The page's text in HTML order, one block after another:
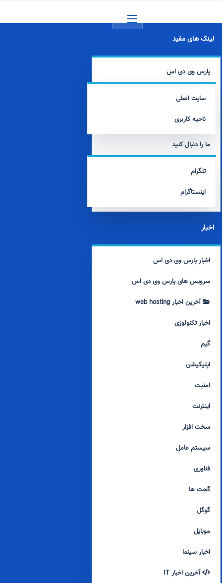
لینک های مفید
پارس وی دی اس
سایت اصلی
ناحیه کاربری
ما را دنبال کنید
تلگرام
اینستاگرام
اخبار
اخبار پارس وی دی اس
سرویس های پارس وی دی اس
آخرین اخبار web hosting
اخبار تکنولوژی
گیم
اپلیکیشن
امنیت
اینترنت
سخت افزار
سیستم عامل
فناوری
گجت ها
گوگل
موبایل
اخبار سینما
آخرین اخبار IT